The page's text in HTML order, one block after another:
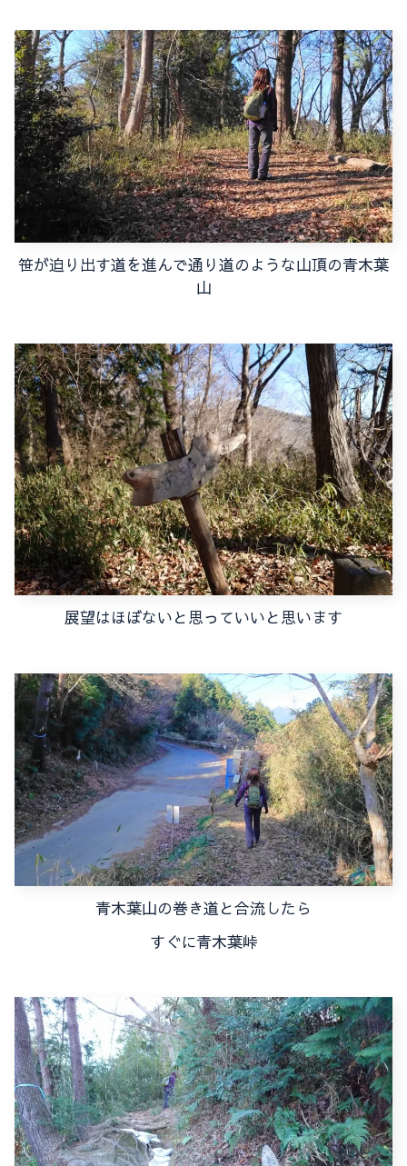
笹が迫り出す道を進んで通り道のような山頂の青木葉
山
展望はほぼないと思っていいと思います
青木葉山の巻き道と合流したら
すぐに青木葉峠